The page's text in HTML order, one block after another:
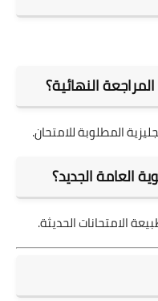
النهائية؟
المطلوبة للامتحان.
العامة الجديد؟
الامتحانات الحديثة.